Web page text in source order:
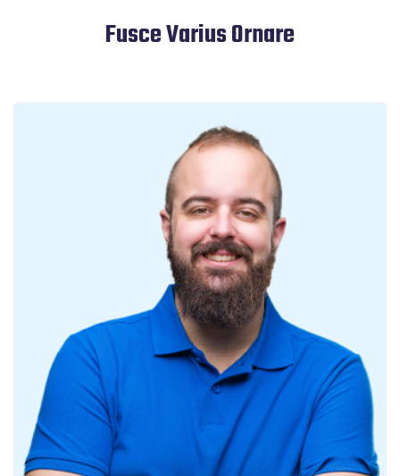
Fusce Varius Ornare